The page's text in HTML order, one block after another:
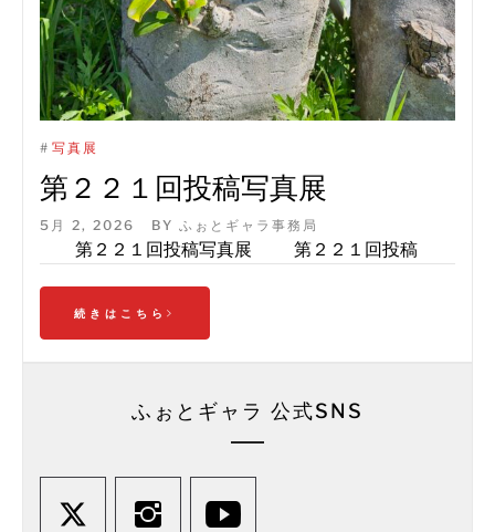
# 写真展
第２２１回投稿写真展
5月 2, 2026 BY ふぉとギャラ事務局
第２２１回投稿写真展 第２２１回投稿
続きはこちら
ふぉとギャラ 公式SNS